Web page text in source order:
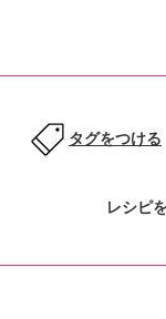
タグをつける
レシピ